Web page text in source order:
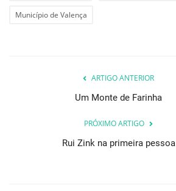
Município de Valença
ARTIGO ANTERIOR
Um Monte de Farinha
PRÓXIMO ARTIGO
Rui Zink na primeira pessoa